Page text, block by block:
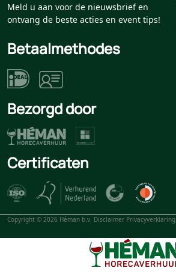
Meld u aan voor de nieuwsbrief en
ontvang de beste acties en event tips!
Betaalmethodes
Bezorgd door
Certificaten
Copyright © 2026 Héman b.v. Disclaimer Privacyverklaring